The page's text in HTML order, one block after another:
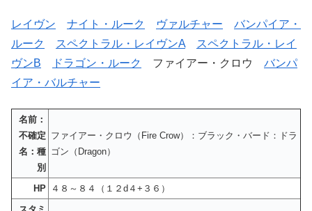
レイヴン ナイト・ルーク ヴァルチャー
バンパイア・
ルーク
スペクトラル・レイヴンA
スペクトラル・レイ
ヴンB
ドラゴン・ルーク ファイアー・クロウ バンパ
イア・バルチャー
名前：
不確定
名：種
別
ファイアー・クロウ（Fire Crow）：ブラック・バード：ドラ
ゴン（Dragon）
HP
４８～８４（１２d４+３６）